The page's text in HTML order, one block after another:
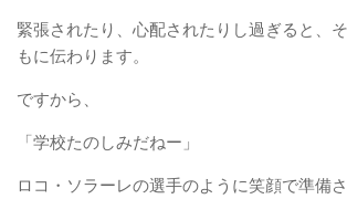
緊張されたり、心配されたりし過ぎると、
もに伝わります。
ですから、
「学校たのしみだねー」
ロコ・ソラーレの選手のように笑顔で準備